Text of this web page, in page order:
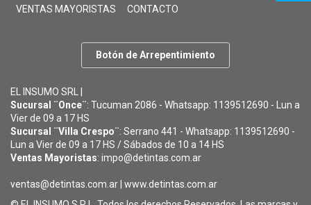
VENTAS MAYORISTAS CONTACTO
Botón de Arrepentimiento
EL INSUMO SRL |
Sucursal ¨Once¨: Tucuman 2086 - Whatsapp: 1139512690 - Lun a
Vier de 09 a 17 HS
Sucursal ¨Villa Crespo¨: Serrano 441 - Whatsapp: 1139512690 -
Lun a Vier de 09 a 17 HS / Sábados de 10 a 14 HS
Ventas Mayoristas: impo@detintas.com.ar
ventas@detintas.com.ar| www.detintas.com.ar